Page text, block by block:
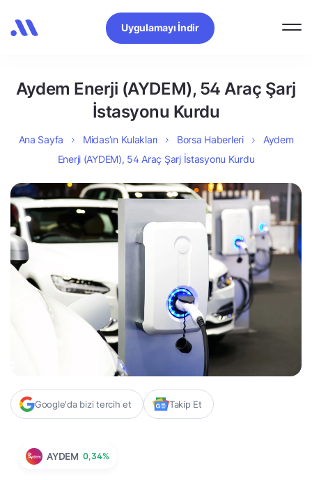
Uygulamayı İndir
Aydem Enerji (AYDEM), 54 Araç Şarj
İstasyonu Kurdu
Ana Sayfa Midas’ın Kulakları Borsa Haberleri
Aydem
Enerji (AYDEM), 54 Araç Şarj İstasyonu Kurdu
Google'da bizi tercih et Takip Et
AYDEM 0,34%